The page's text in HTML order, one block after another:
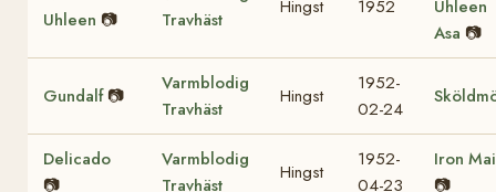
Uhleen 📷
Travhäst
Hingst 1952
Uhleen
Asa 📷
Gundalf 📷
Varmblodig
Travhäst
Hingst
1952-
02-24
Delicado
📷
Varmblodig
Travhäst
Hingst
1952-
04-23
Iron
📷